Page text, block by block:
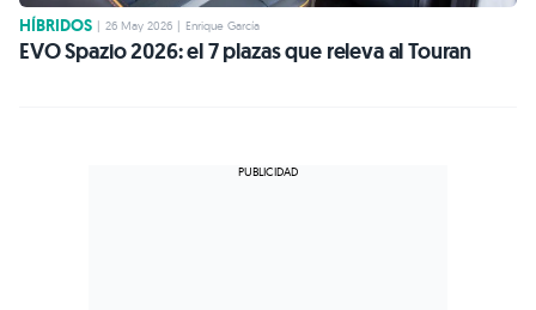
HÍBRIDOS | 26 May 2026 | Enrique García
EVO Spazio 2026: el 7 plazas que releva al Touran